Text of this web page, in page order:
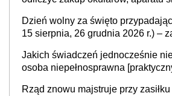
Dzień wolny za święto
15 sierpnia, 26 grudnia 2026 r.) –
i administracja publiczna),
Jakich świadczeń jednocześnie
osoba niepełnosprawna
Rząd znowu majstruje przy